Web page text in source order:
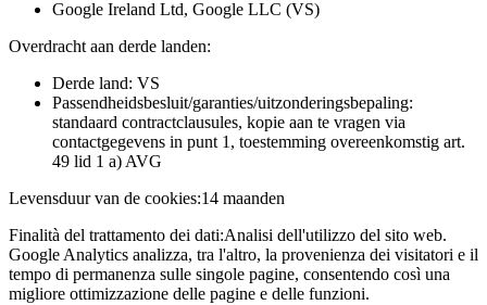
Google Ireland Ltd, Google LLC (VS)
Overdracht aan derde landen:
Derde land: VS
Passendheidsbesluit/garanties/uitzonderingsbepaling:
standaard contractclausules, kopie aan te vragen via
contactgegevens in punt 1, toestemming overeenkomstig art.
49 lid 1 a) AVG
Levensduur van de cookies:14 maanden
Finalità del trattamento dei dati:Analisi dell'utilizzo del sito web.
Google Analytics analizza, tra l'altro, la provenienza dei visitatori e il
tempo di permanenza sulle singole pagine, consentendo così una
migliore ottimizzazione delle pagine e delle funzioni.